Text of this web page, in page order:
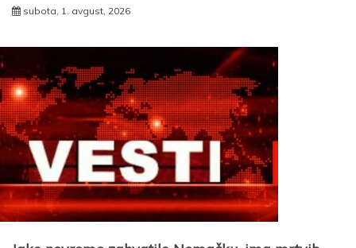
subota, 1. avgust, 2026